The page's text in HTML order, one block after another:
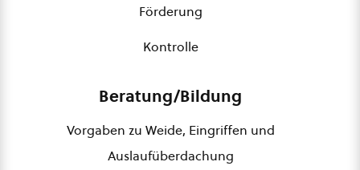
Förderung
Kontrolle
Beratung/Bildung
Vorgaben zu Weide, Eingriffen und
Auslaufüberdachung